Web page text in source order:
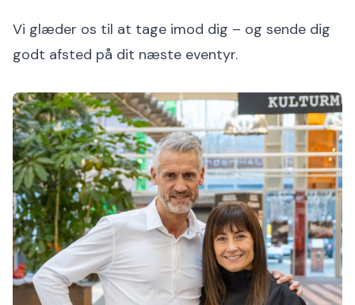
Vi glæder os til at tage imod dig – og sende dig
godt afsted på dit næste eventyr.